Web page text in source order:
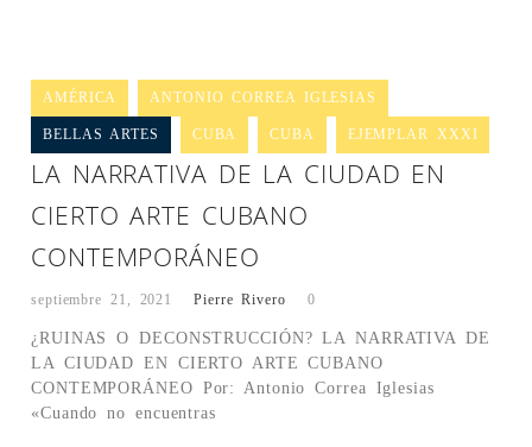
AMÉRICA ANTONIO CORREA IGLESIAS
BELLAS ARTES CUBA CUBA EJEMPLAR XXXI
LA NARRATIVA DE LA CIUDAD EN
CIERTO ARTE CUBANO
CONTEMPORÁNEO
septiembre 21, 2021 Pierre Rivero 0
¿RUINAS O DECONSTRUCCIÓN? LA NARRATIVA DE
LA CIUDAD EN CIERTO ARTE CUBANO
CONTEMPORÁNEO Por: Antonio Correa Iglesias
«Cuando no encuentras